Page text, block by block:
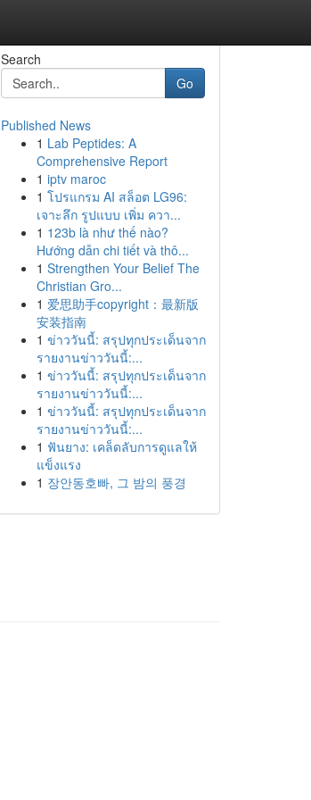
Search
Go
Published News
1 Lab Peptides: A
Comprehensive Report
1 iptv maroc
1 โปรแกรม AI สล็อต LG96:
เจาะลึก รูปแบบ เพิ่ม ควา...
1 123b là như thế nào?
Hướng dẫn chi tiết và thô...
1 Strengthen Your Belief The
Christian Gro...
1 爱思助手copyright：最新版
安装指南
1 ข่าววันนี้: สรุปทุกประเด็นจาก
รายงานข่าววันนี้:...
1 ข่าววันนี้: สรุปทุกประเด็นจาก
รายงานข่าววันนี้:...
1 ข่าววันนี้: สรุปทุกประเด็นจาก
รายงานข่าววันนี้:...
1 ฟันยาง: เคล็ดลับการดูแลให้
แข็งแรง
1 장안동호빠, 그 밤의 풍경